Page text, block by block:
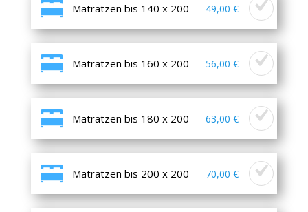
Matratzen bis 140 x 200 49,00 €
Matratzen bis 160 x 200 56,00 €
Matratzen bis 180 x 200 63,00 €
Matratzen bis 200 x 200 70,00 €